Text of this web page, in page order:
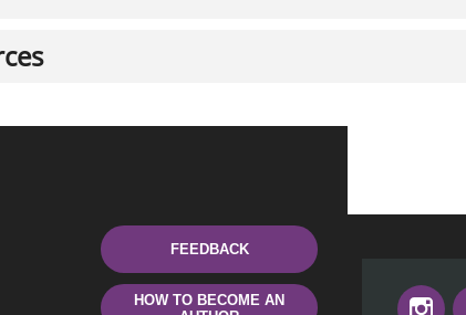
FEEDBACK
HOW TO BECOME AN